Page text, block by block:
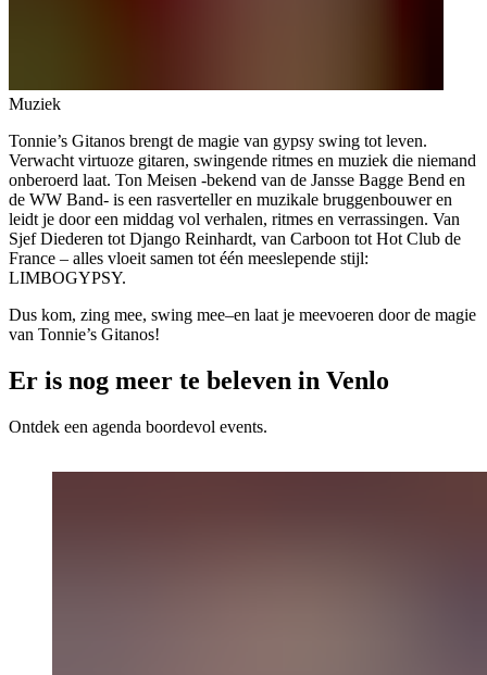
Muziek
Tonnie’s Gitanos brengt de magie van gypsy swing tot leven.
Verwacht virtuoze gitaren, swingende ritmes en muziek die niemand
onberoerd laat. Ton Meisen -bekend van de Jansse Bagge Bend en
de WW Band- is een rasverteller en muzikale bruggenbouwer en
leidt je door een middag vol verhalen, ritmes en verrassingen. Van
Sjef Diederen tot Django Reinhardt, van Carboon tot Hot Club de
France – alles vloeit samen tot één meeslepende stijl:
LIMBOGYPSY.
Dus kom, zing mee, swing mee–en laat je meevoeren door de magie
van Tonnie’s Gitanos!
Er is nog meer te beleven in Venlo
Ontdek een agenda boordevol events.